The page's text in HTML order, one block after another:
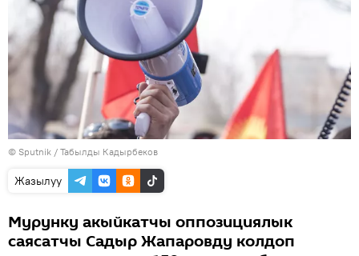
© Sputnik / Табылды Кадырбеков
Жазылуу
Мурунку акыйкатчы оппозициялык
саясатчы Садыр Жапаровду колдоп